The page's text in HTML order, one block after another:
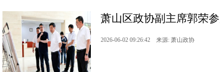
萧山区政协副主席郭荣
2026-06-02 09:26:42 来源: 萧山政协